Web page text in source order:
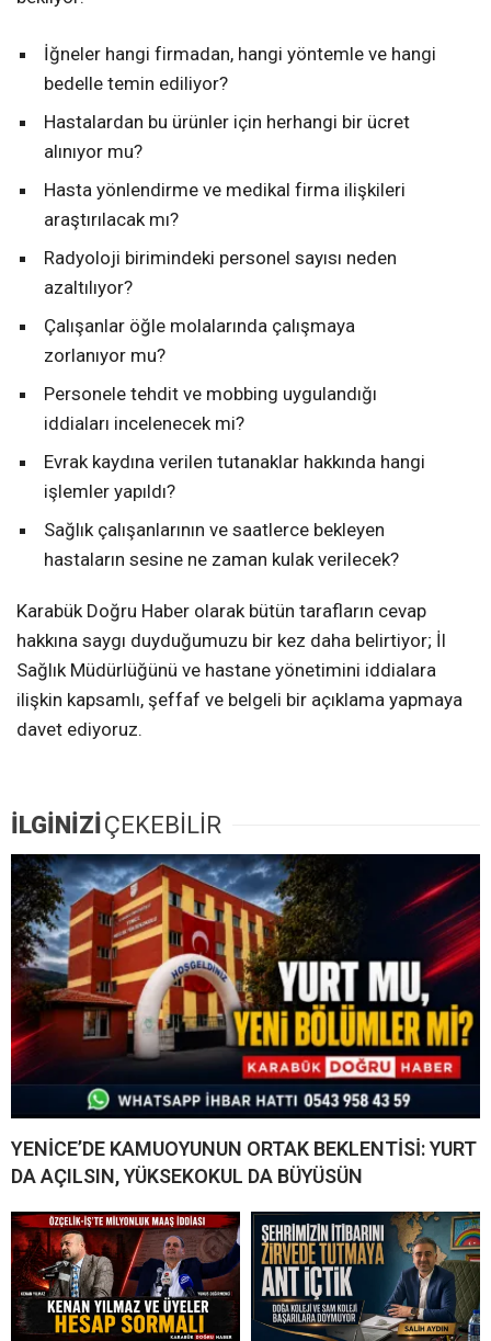
İğneler hangi firmadan, hangi yöntemle ve hangi
bedelle temin ediliyor?
Hastalardan bu ürünler için herhangi bir ücret
alınıyor mu?
Hasta yönlendirme ve medikal firma ilişkileri
araştırılacak mı?
Radyoloji birimindeki personel sayısı neden
azaltılıyor?
Çalışanlar öğle molalarında çalışmaya
zorlanıyor mu?
Personele tehdit ve mobbing uygulandığı
iddiaları incelenecek mi?
Evrak kaydına verilen tutanaklar hakkında hangi
işlemler yapıldı?
Sağlık çalışanlarının ve saatlerce bekleyen
hastaların sesine ne zaman kulak verilecek?
Karabük Doğru Haber olarak bütün tarafların cevap
hakkına saygı duyduğumuzu bir kez daha belirtiyor; İl
Sağlık Müdürlüğünü ve hastane yönetimini iddialara
ilişkin kapsamlı, şeffaf ve belgeli bir açıklama yapmaya
davet ediyoruz.
İLGİNİZİÇEKEBİLİR
YENİCE’DE KAMUOYUNUN ORTAK BEKLENTİSİ: YURT
DA AÇILSIN, YÜKSEKOKUL DA BÜYÜSÜN